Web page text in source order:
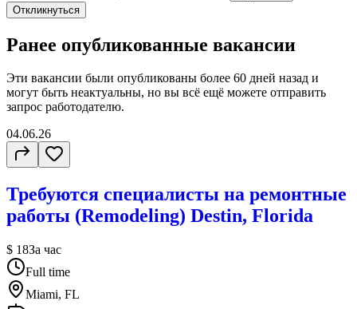
Откликнуться
Ранее опубликованные вакансии
Эти вакансии были опубликованы более 60 дней назад и
могут быть неактуальны, но вы всё ещё можете отправить
запрос работодателю.
04.06.26
Требуются специалисты на ремонтные
работы (Remodeling) Destin, Florida
$ 18За час
Full time
Miami, FL